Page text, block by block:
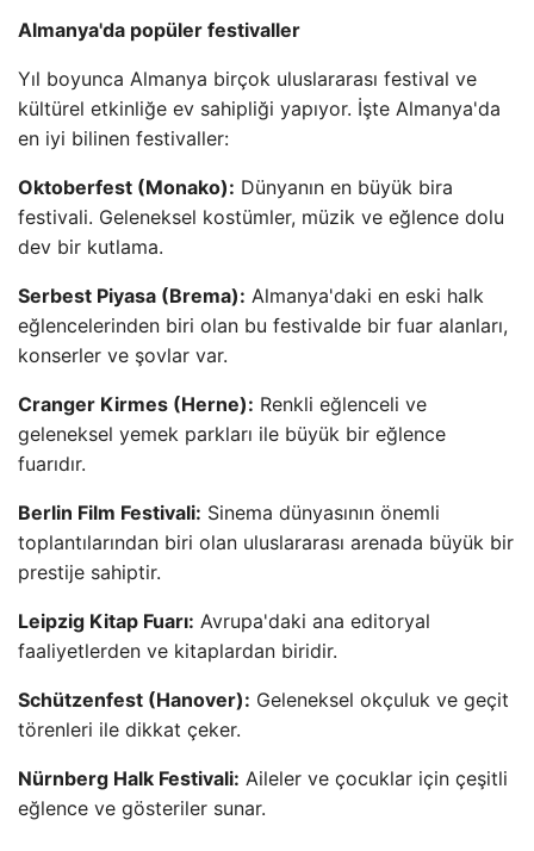
Almanya'da popüler festivaller
Yıl boyunca Almanya birçok uluslararası festival ve
kültürel etkinliğe ev sahipliği yapıyor. İşte Almanya'da
en iyi bilinen festivaller:
Oktoberfest (Monako): Dünyanın en büyük bira
festivali. Geleneksel kostümler, müzik ve eğlence dolu
dev bir kutlama.
Serbest Piyasa (Brema): Almanya'daki en eski halk
eğlencelerinden biri olan bu festivalde bir fuar alanları,
konserler ve şovlar var.
Cranger Kirmes (Herne): Renkli eğlenceli ve
geleneksel yemek parkları ile büyük bir eğlence
fuarıdır.
Berlin Film Festivali: Sinema dünyasının önemli
toplantılarından biri olan uluslararası arenada büyük bir
prestije sahiptir.
Leipzig Kitap Fuarı: Avrupa'daki ana editoryal
faaliyetlerden ve kitaplardan biridir.
Schützenfest (Hanover): Geleneksel okçuluk ve geçit
törenleri ile dikkat çeker.
Nürnberg Halk Festivali: Aileler ve çocuklar için çeşitli
eğlence ve gösteriler sunar.